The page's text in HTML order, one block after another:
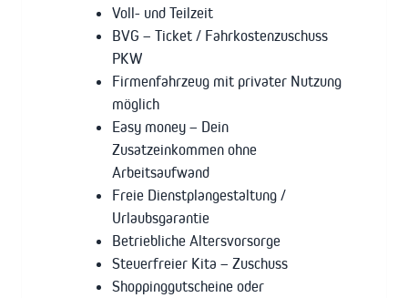
Voll- und Teilzeit
BVG – Ticket / Fahrkostenzuschuss
PKW
Firmenfahrzeug mit privater Nutzung
möglich
Easy money – Dein
Zusatzeinkommen ohne
Arbeitsaufwand
Freie Dienstplangestaltung /
Urlaubsgarantie
Betriebliche Altersvorsorge
Steuerfreier Kita – Zuschuss
Shoppinggutscheine oder